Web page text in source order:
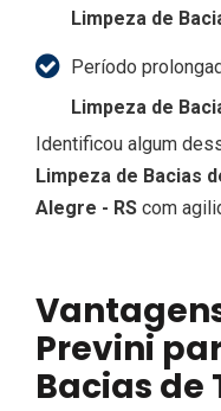
Limpeza de
Período
Limpeza de
Identificou algum
Limpeza de Bacias
Alegre - RS com
Previni
Bacias